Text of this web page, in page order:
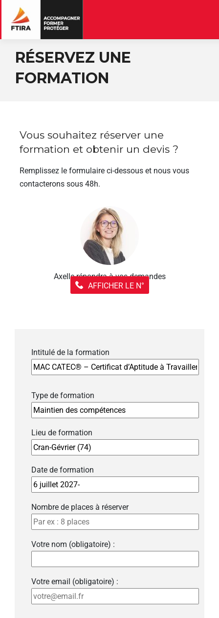
RÉSERVEZ UNE
FORMATION
Vous souhaitez réserver une
formation et obtenir un devis ?
Remplissez le formulaire ci-dessous et nous vous
contacterons sous 48h.
Axelle répondra à vos demandes
AFFICHER LE N°
Intitulé de la formation
Type de formation
Lieu de formation
Date de formation
Nombre de places à réserver
Votre nom (obligatoire) :
Votre email (obligatoire) :